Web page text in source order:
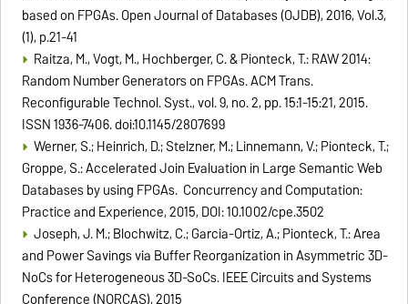
based on FPGAs. Open Journal of Databases (OJDB), 2016, Vol.3,
(1), p.21-41
Raitza, M., Vogt, M., Hochberger, C. & Pionteck, T.: RAW 2014:
Random Number Generators on FPGAs. ACM Trans.
Reconfigurable Technol. Syst., vol. 9, no. 2, pp. 15:1-15:21, 2015.
ISSN 1936-7406. doi:10.1145/2807699
Werner, S.; Heinrich, D.; Stelzner, M.; Linnemann, V.; Pionteck, T.;
Groppe, S.: Accelerated Join Evaluation in Large Semantic Web
Databases by using FPGAs. Concurrency and Computation:
Practice and Experience, 2015, DOI: 10.1002/cpe.3502
Joseph, J. M.; Blochwitz, C.; Garcia-Ortiz, A.; Pionteck, T.: Area
and Power Savings via Buffer Reorganization in Asymmetric 3D-
NoCs for Heterogeneous 3D-SoCs. IEEE Circuits and Systems
Conference (NORCAS), 2015